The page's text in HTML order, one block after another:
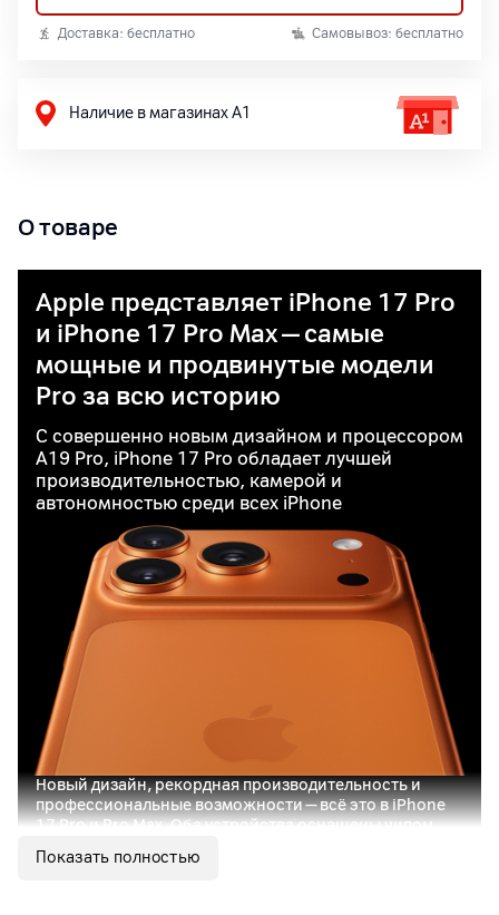
Доставка: бесплатно Самовывоз: бесплатно
Наличие в магазинах А1
О товаре
Apple представляет iPhone 17 Pro
и iPhone 17 Pro Max — самые
мощные и продвинутые модели
Pro за всю историю
С совершенно новым дизайном и процессором
A19 Pro, iPhone 17 Pro обладает лучшей
производительностью, камерой и
автономностью среди всех iPhone
Новый дизайн, рекордная производительность и
профессиональные возможности — всё это в iPhone
17 Pro и Pro Max. Оба устройства оснащены чипом
истории iPhone. Он обеспечивает работу
Показать полностью